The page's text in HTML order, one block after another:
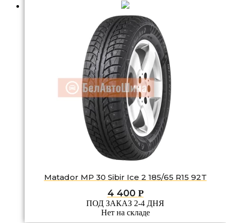
Matador MP 30 Sibir Ice 2 185/65 R15 92T
4 400 Р
ПОД ЗАКАЗ 2-4 ДНЯ
Нет на складе